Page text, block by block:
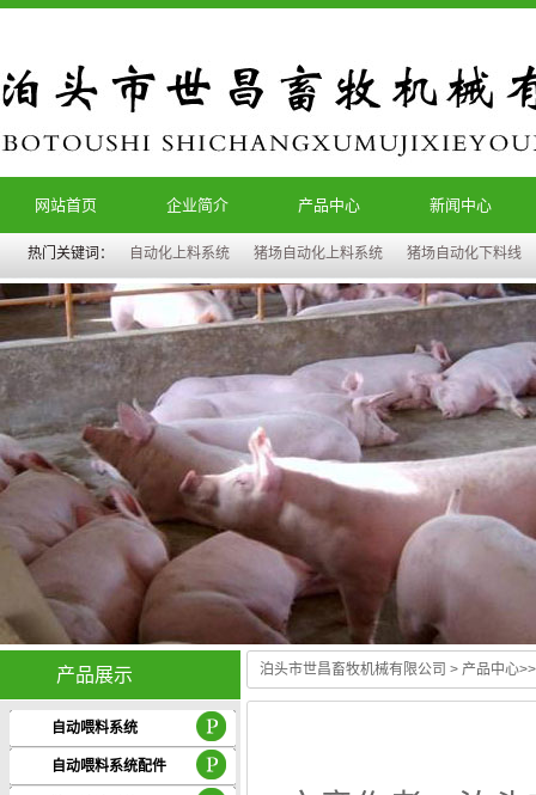
网站首页 企业简介 产品中心 新闻中心
热门关键词： 自动化上料系统 猪场自动化上料系统 猪场自动化下料线
产品展示
自动喂料系统
自动喂料系统配件
泊头市世昌畜牧机械有限公司 > 产品中心